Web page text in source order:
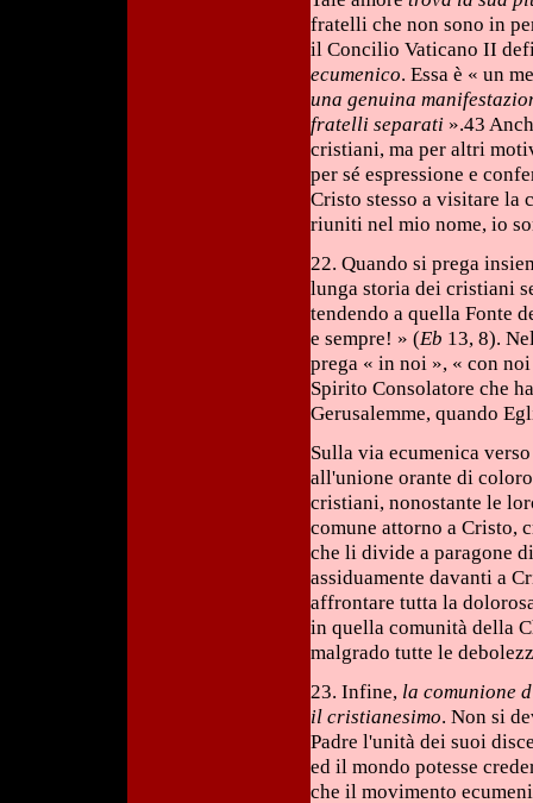
fratelli che non sono in
il Concilio Vaticano II
ecumenico. Essa è « un
una genuina
fratelli separati ».43
cristiani, ma per altri
per sé espressione e
Cristo stesso a visitare la
riuniti nel mio nome, io
22. Quando si prega
lunga storia dei cristiani
tendendo a quella Fonte
e sempre! » (Eb 13, 8).
prega « in noi », « con
Spirito Consolatore che
Gerusalemme, quando
Sulla via ecumenica
all'unione orante di
cristiani, nonostante le
comune attorno a Cristo,
che li divide a paragone
assiduamente davanti a
affrontare tutta la
in quella comunità della
malgrado tutte le
23. Infine, la comunione
il cristianesimo. Non si
Padre l'unità dei suoi
ed il mondo potesse
che il movimento